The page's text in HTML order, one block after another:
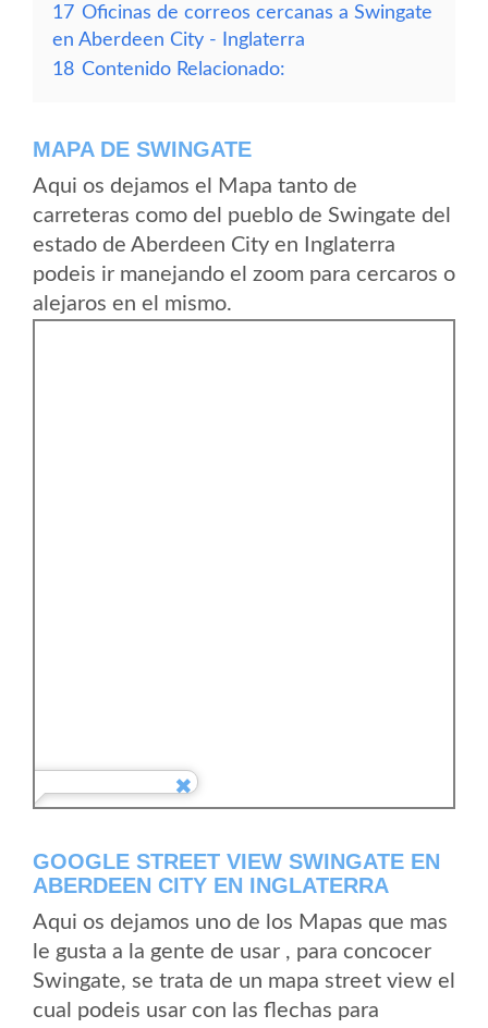
17 Oficinas de correos cercanas a Swingate
en Aberdeen City - Inglaterra
18 Contenido Relacionado:
MAPA DE SWINGATE
Aqui os dejamos el Mapa tanto de
carreteras como del pueblo de Swingate del
estado de Aberdeen City en Inglaterra
podeis ir manejando el zoom para cercaros o
alejaros en el mismo.
GOOGLE STREET VIEW SWINGATE EN
ABERDEEN CITY EN INGLATERRA
Aqui os dejamos uno de los Mapas que mas
le gusta a la gente de usar , para concocer
Swingate, se trata de un mapa street view el
cual podeis usar con las flechas para